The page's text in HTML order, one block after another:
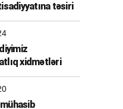
təsiri
xidmətləri